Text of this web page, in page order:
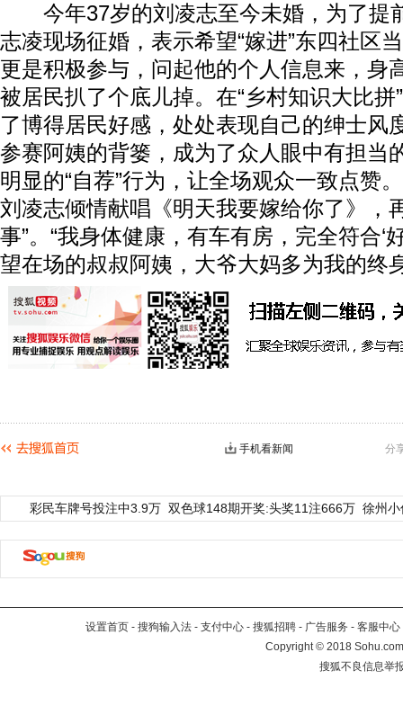
今年37岁的刘凌志至今未婚，为了提
志凌现场征婚，表示希望“嫁进”东四社区
更是积极参与，问起他的个人信息来，身
被居民扒了个底儿掉。在“乡村知识大比拼
了博得居民好感，处处表现自己的绅士风
参赛阿姨的背篓，成为了众人眼中有担当
明显的“自荐”行为，让全场观众一致点赞
刘凌志倾情献唱《明天我要嫁给你了》，
事”。“我身体健康，有车有房，完全符合‘
望在场的叔叔阿姨，大爷大妈多为我的终
分
手机看新闻
彩民车牌号投注中3.9万 双色球148期开奖:头奖11注666万 徐州
设置首页 - 搜狗输入法 - 支付中心 - 搜狐招聘 - 广告服务 - 客服中心
Copyright©2018
搜狐不良信息举